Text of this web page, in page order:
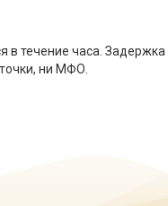
течение часа.
ни МФО.